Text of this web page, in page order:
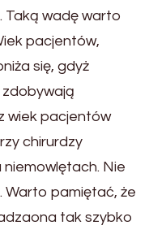
Taką wadę warto
pacjentów,
się, gdyż
zdobywają
wiek pacjentów
chirurdzy
Nie
pamiętać, że
tak szybko